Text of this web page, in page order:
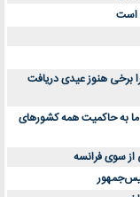
است؟
حساس و کلان
۱۲ مدل برتر
است
برخی هنوز عیدی دریافت
به حاکمیت همه کشورهای
از سوی فرانسه